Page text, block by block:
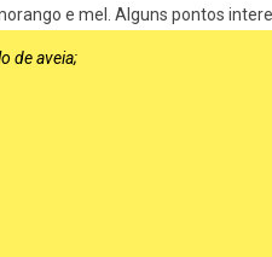
e mel. Alguns pontos
de aveia;